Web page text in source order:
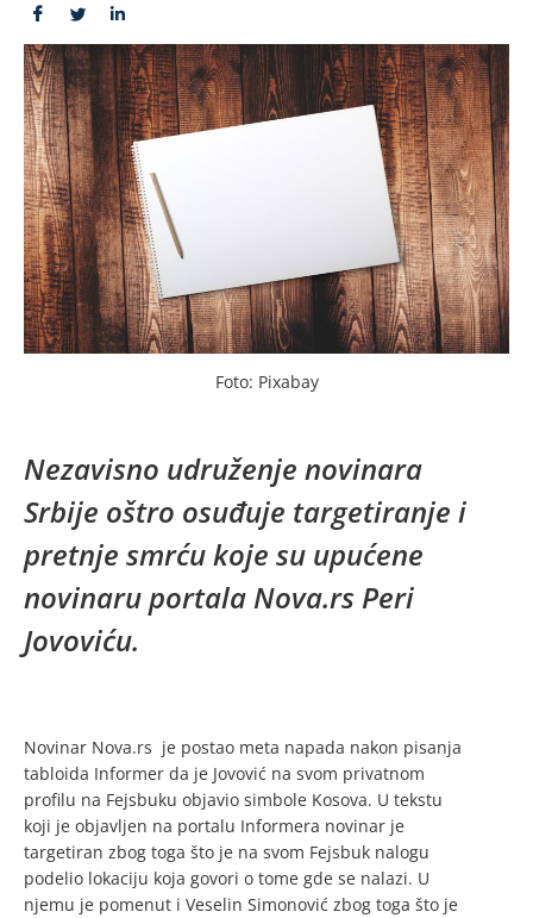
Foto: Pixabay
Nezavisno udruženje novinara
Srbije oštro osuđuje targetiranje i
pretnje smrću koje su upućene
novinaru portala Nova.rs Peri
Jovoviću.
Novinar Nova.rs je postao meta napada nakon pisanja
tabloida Informer da je Jovović na svom privatnom
profilu na Fejsbuku objavio simbole Kosova. U tekstu
koji je objavljen na portalu Informera novinar je
targetiran zbog toga što je na svom Fejsbuk nalogu
podelio lokaciju koja govori o tome gde se nalazi. U
njemu je pomenut i Veselin Simonović zbog toga što je